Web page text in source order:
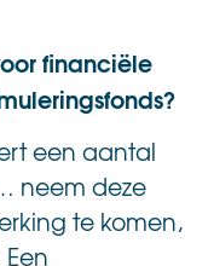
financiële
een aantal
neem deze
te komen,